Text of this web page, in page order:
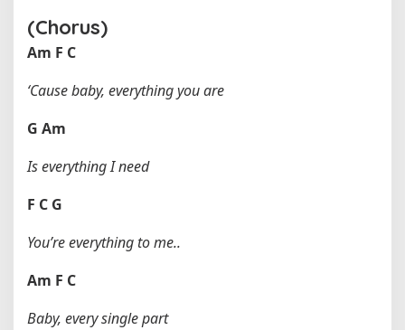
(Chorus)
Am F C
‘Cause baby, everything you are
G Am
Is everything I need
F C G
You’re everything to me..
Am F C
Baby, every single part